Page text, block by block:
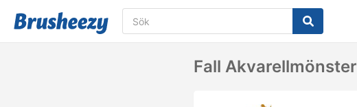
Fall Akvarellmönster